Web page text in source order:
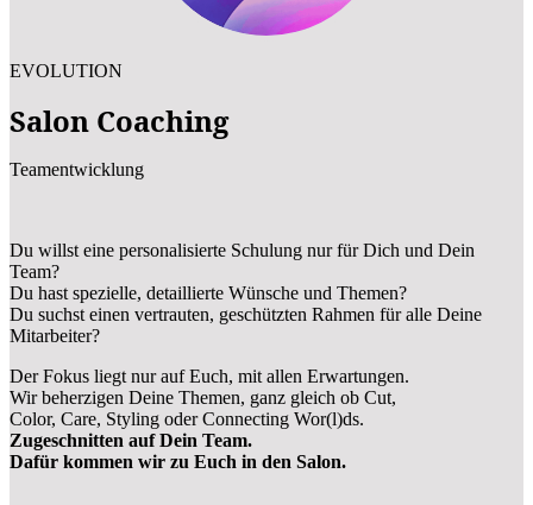
EVOLUTION
Salon Coaching
Teamentwicklung
Du willst eine personalisierte Schulung nur für Dich und Dein
Team?
Du hast spezielle, detaillierte Wünsche und Themen?
Du suchst einen vertrauten, geschützten Rahmen für alle Deine
Mitarbeiter?
Der Fokus liegt nur auf Euch, mit allen Erwartungen.
Wir beherzigen Deine Themen, ganz gleich ob Cut,
Color, Care, Styling oder Connecting Wor(l)ds.
Zugeschnitten auf Dein Team.
Dafür kommen wir zu Euch in den Salon.